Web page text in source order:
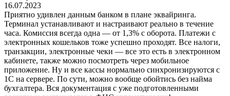
16.07.2023
Приятно удивлен данным банком в плане эквайринга.
Терминал устанавливают и настраивают реально в течение
часа. Комиссия всегда одна — от 1,3% с оборота. Платежи с
электронных кошельков тоже успешно проходят. Все налоги,
транзакции, электронные чеки — все это есть в электронном
кабинете, также можно посмотреть через мобильное
приложение. Ну и все кассы нормально синхронизируются с
1С на сервере. По сути, можно вообще обойтись без найма
бухгалтера. Вся документация с уже подготовленными